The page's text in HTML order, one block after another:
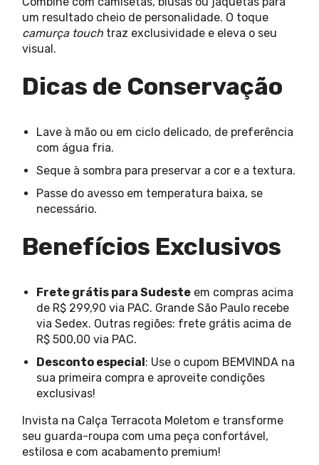
um resultado cheio de personalidade. O toque
camurça touch traz exclusividade e eleva o seu
visual.
Dicas de Conservação
Lave à mão ou em ciclo delicado, de preferência
com água fria.
Seque à sombra para preservar a cor e a textura.
Passe do avesso em temperatura baixa, se
necessário.
Benefícios Exclusivos
Frete grátis para Sudeste em compras acima
de R$ 299,90 via PAC. Grande São Paulo recebe
via Sedex. Outras regiões: frete grátis acima de
R$ 500,00 via PAC.
Desconto especial : Use o cupom BEMVINDA na
sua primeira compra e aproveite condições
exclusivas!
Invista na Calça Terracota Moletom e transforme
seu guarda-roupa com uma peça confortável,
estilosa e com acabamento premium!